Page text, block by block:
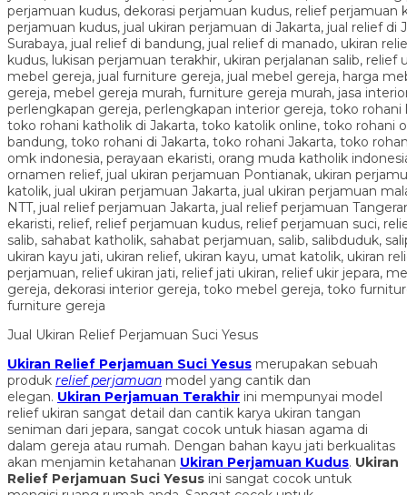
Jual Ukiran Relief Perjamuan Suci Yesus
Ukiran Relief Perjamuan Suci Yesus merupakan sebuah
produk relief perjamuan model yang cantik dan
elegan. Ukiran Perjamuan Terakhir ini mempunyai model
relief ukiran sangat detail dan cantik karya ukiran tangan
seniman dari jepara, sangat cocok untuk hiasan agama di
dalam gereja atau rumah. Dengan bahan kayu jati berkualitas
akan menjamin ketahanan Ukiran Perjamuan Kudus. Ukiran
Relief Perjamuan Suci Yesus ini sangat cocok untuk